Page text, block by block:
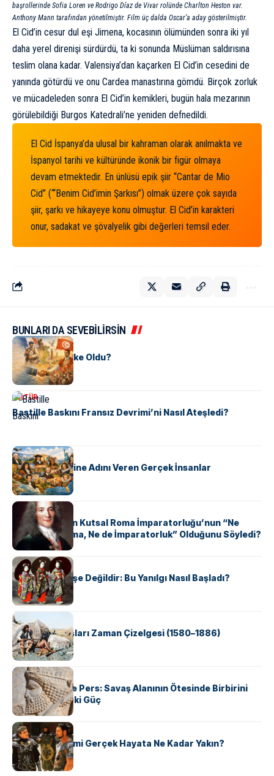
başrollerinde Sofia Loren ve Rodrigo Díaz de Vivar rolünde Charlton Heston var.
Anthony Mann tarafından yönetilmiştir. Film üç dalda Oscar’a aday gösterilmiştir.
El Cid’in cesur dul eşi Jimena, kocasının ölümünden sonra iki yıl
daha yerel direnişi sürdürdü, ta ki sonunda Müslüman saldırısına
teslim olana kadar. Valensiya’dan kaçarken El Cid’in cesedini de
yanında götürdü ve onu Cardea manastırına gömdü. Birçok zorluk
ve mücadeleden sonra El Cid’in kemikleri, bugün hala mezarının
görülebildiği Burgos Katedrali’ne yeniden defnedildi.
El Cid İspanya’da ulusal bir kahraman olarak anılmakta ve
İspanyol tarihi ve kültüründe ikonik bir figür olmaya
devam etmektedir. En ünlüsü epik şiir “Cantar de Mio
Cid” (“‘Benim Cid’imin Şarkısı”) olmak üzere çok sayıda
şiir, şarkı ve hikayeye konu olmuştur. El Cid’in karakteri
onur, sadakat ve şövalyelik gibi değerleri temsil eder.
BUNLARI DA SEVEBİLİRSİN
KÜLTÜR
Tunus Nasıl Ülke Oldu?
KÜLTÜR
Bastille Baskını Fransız Devrimi’ni Nasıl Ateşledi?
KÜLTÜR
ABD Eyaletlerine Adını Veren Gerçek İnsanlar
KÜLTÜR
Voltaire Neden Kutsal Roma İmparatorluğu’nun “Ne
Kutsal, Ne Roma, Ne de İmparatorluk” Olduğunu Söyledi?
KÜLTÜR
Geyşalar Fahişe Değildir: Bu Yanılgı Nasıl Başladı?
KÜLTÜR
Apache Savaşları Zaman Çizelgesi (1580–1886)
KÜLTÜR
Antik Yunan ve Pers: Savaş Alanının Ötesinde Birbirini
Şekillendiren İki Güç
KÜLTÜR
‘Gladiator’ Filmi Gerçek Hayata Ne Kadar Yakın?